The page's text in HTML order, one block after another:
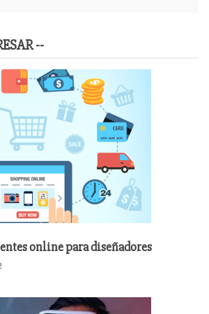
--
online para diseñadores